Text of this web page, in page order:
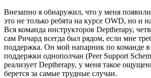
Внезапно я обнаружил, что у меня
это не только ребята на курсе OWD, но и
Вся команда инструкторов Deptherapy,
сам Ричард всегда был рядом, если мне
поддержка. Он мой напарник по команде
поддержки однополчан (Peer Support
реализует Deptherapy, у меня такое
берется за самые трудные случаи.